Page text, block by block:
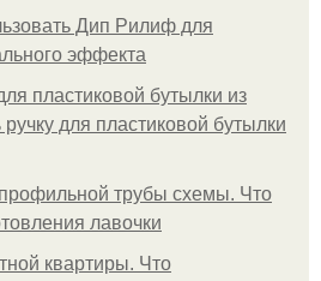
Дип Рилиф для
эффекта
пластиковой бутылки из
для пластиковой бутылки
трубы схемы. Что
лавочки
квартиры. Что